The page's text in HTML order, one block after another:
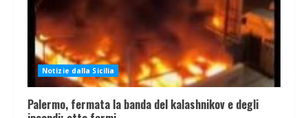
Notizie dalla Sicilia
Palermo, fermata la banda del kalashnikov e degli